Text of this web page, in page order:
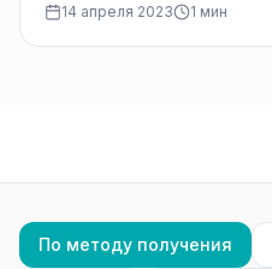
14 апреля 2023 1 мин
По методу получения